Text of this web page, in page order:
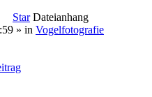
Star Dateianhang
» in Vogelfotografie